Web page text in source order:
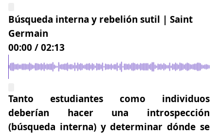
Búsqueda interna y rebelión sutil | Saint
Germain
00:00 /02:13
Tanto estudiantes como individuos
deberían hacer una introspección
(búsqueda interna) y determinar dónde se